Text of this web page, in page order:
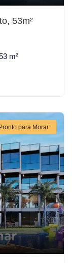
53m²
m²
para Morar